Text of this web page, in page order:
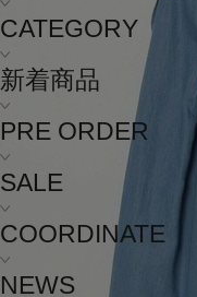
CATEGORY
新着商品
PRE ORDER
SALE
COORDINATE
NEWS